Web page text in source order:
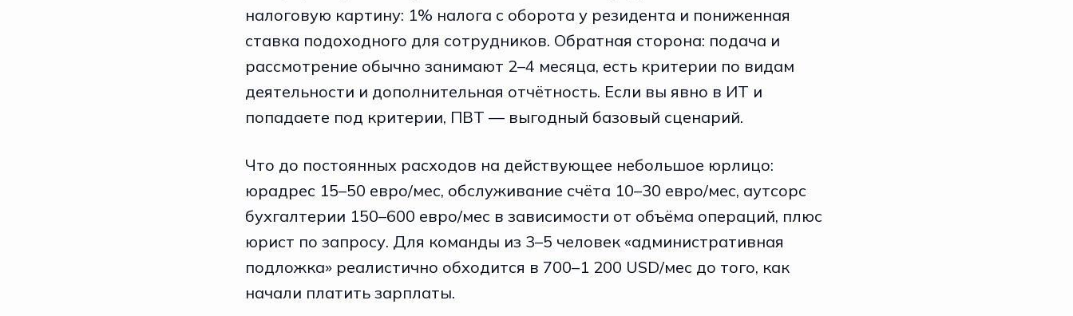
налоговую картину: 1% налога с оборота у резидента и пониженная
ставка подоходного для сотрудников. Обратная сторона: подача и
рассмотрение обычно занимают 2–4 месяца, есть критерии по видам
деятельности и дополнительная отчётность. Если вы явно в ИТ и
попадаете под критерии, ПВТ — выгодный базовый сценарий.
Что до постоянных расходов на действующее небольшое юрлицо:
юрадрес 15–50 евро/мес, обслуживание счёта 10–30 евро/мес, аутсорс
бухгалтерии 150–600 евро/мес в зависимости от объёма операций, плюс
юрист по запросу. Для команды из 3–5 человек «административная
подложка» реалистично обходится в 700–1 200 USD/мес до того, как
начали платить зарплаты.